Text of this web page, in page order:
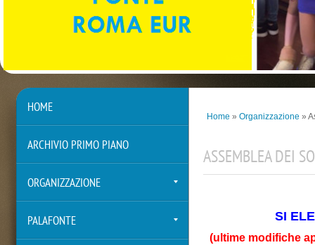
Home » Organizzazione »
ASSEMBLEA DEI
SI
(ultime modifiche
HOME
ARCHIVIO PRIMO PIANO
ORGANIZZAZIONE
PALAFONTE